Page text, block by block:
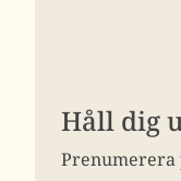
Håll dig
Prenumerera